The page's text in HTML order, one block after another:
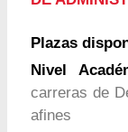
Plazas
Nivel
carreras de
afines